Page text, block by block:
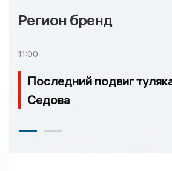
Регион бренд
11:00
Последний подвиг
Седова